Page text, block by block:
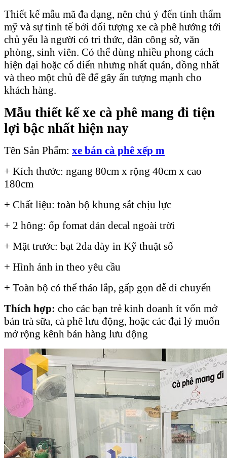
Thiết kế mẫu mã đa dạng, nên chú ý đến tính thẩm
mỹ và sự tinh tế bởi đối tượng xe cà phê hướng tới
chủ yếu là người có tri thức, dân công sở, văn
phòng, sinh viên. Có thể dùng nhiều phong cách
hiện đại hoặc cổ điển nhưng nhất quán, đồng nhất
và theo một chủ đề để gây ấn tượng mạnh cho
khách hàng.
Mẫu thiết kế xe cà phê mang đi tiện
lợi bậc nhất hiện nay
Tên Sản Phẩm: xe bán cà phê xếp m
+ Kích thước: ngang 80cm x rộng 40cm x cao
180cm
+ Chất liệu: toàn bộ khung sắt chịu lực
+ 2 hông: ốp fomat dán decal ngoài trời
+ Mặt trước: bạt 2da dày in Kỹ thuật số
+ Hình ảnh in theo yêu cầu
+ Toàn bộ có thể tháo lắp, gấp gọn dễ di chuyển
Thích hợp: cho các bạn trẻ kinh doanh ít vốn mở
bán trà sữa, cà phê lưu động, hoặc các đại lý muốn
mở rộng kênh bán hàng lưu động